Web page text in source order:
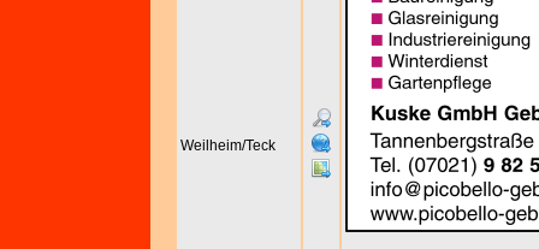
Weilheim/Teck